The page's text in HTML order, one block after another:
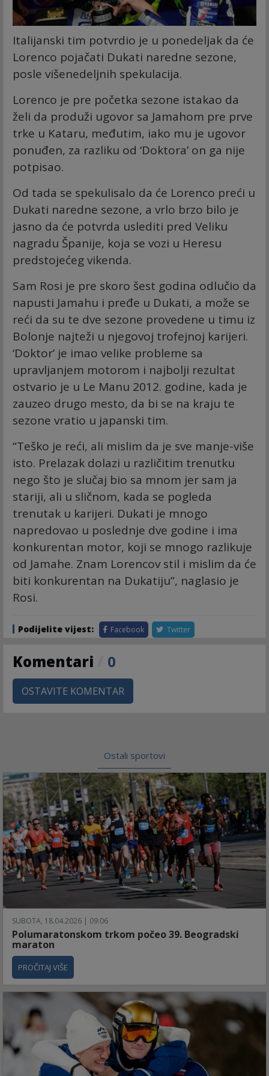
Italijanski tim potvrdio je u ponedeljak da će
Lorenco pojačati Dukati naredne sezone,
posle višenedeljnih spekulacija.
Lorenco je pre početka sezone istakao da
želi da produži ugovor sa Jamahom pre prve
trke u Kataru, međutim, iako mu je ugovor
ponuđen, za razliku od ‘Doktora’ on ga nije
potpisao.
Od tada se spekulisalo da će Lorenco preći u
Dukati naredne sezone, a vrlo brzo bilo je
jasno da će potvrda uslediti pred Veliku
nagradu Španije, koja se vozi u Heresu
predstojećeg vikenda.
Sam Rosi je pre skoro šest godina odlučio da
napusti Jamahu i pređe u Dukati, a može se
reći da su te dve sezone provedene u timu iz
Bolonje najteži u njegovoj trofejnoj karijeri.
‘Doktor’ je imao velike probleme sa
upravljanjem motorom i najbolji rezultat
ostvario je u Le Manu 2012. godine, kada je
zauzeo drugo mesto, da bi se na kraju te
sezone vratio u japanski tim.
“Teško je reći, ali mislim da je sve manje-više
isto. Prelazak dolazi u različitim trenutku
nego što je slučaj bio sa mnom jer sam ja
stariji, ali u sličnom, kada se pogleda
trenutak u karijeri. Dukati je mnogo
napredovao u poslednje dve godine i ima
konkurentan motor, koji se mnogo razlikuje
od Jamahe. Znam Lorencov stil i mislim da će
biti konkurentan na Dukatiju”, naglasio je
Rosi.
Podijelite vijest: Facebook Twitter
Komentari 0
OSTAVITE KOMENTAR
Ostali sportovi
SUBOTA, 18.04.2026 | 09:06
Polumaratonskom trkom počeo 39. Beogradski
maraton
PROČITAJ VIŠE